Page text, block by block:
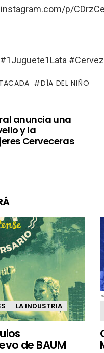
p/
DÍA DEL NIÑO
anuncia una
y la
Cerveceras
LA INDUSTRIA
de BAUM